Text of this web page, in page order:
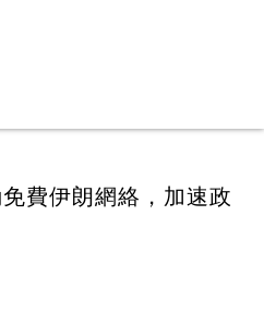
費伊朗網絡，加速政